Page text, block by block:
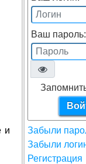
и
Ваш пароль:
Забыли
Забыли
Регистрация